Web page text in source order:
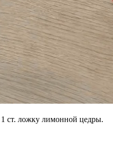
1 ст. ложку лимонной цедры.